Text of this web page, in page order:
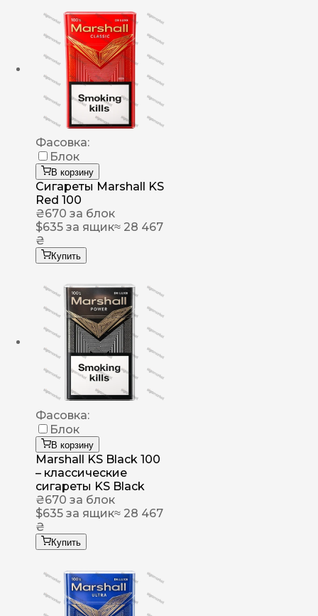
Фасовка:
Блок
В корзину
Сигареты Marshall KS
Red 100
₴670 за блок
$635 за ящик≈ 28 467
₴
Купить
Фасовка:
Блок
В корзину
Marshall KS Black 100
– классические
сигареты KS Black
₴670 за блок
$635 за ящик≈ 28 467
₴
Купить